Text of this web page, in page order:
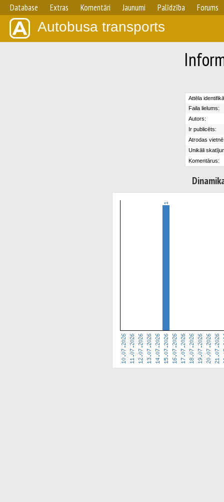
Database Extras Komentāri Jaunumi Palīdzība Forums
Autobusa transports
Attēla
Faila lielums:
Autors:
Ir publicēts:
Atrodas
Unikāli
Komentārus: